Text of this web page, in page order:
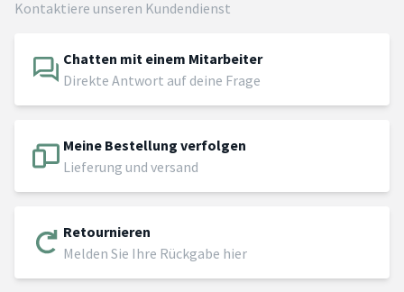
Kontaktiere unseren Kundendienst
Chatten mit einem Mitarbeiter
Direkte Antwort auf deine Frage
Meine Bestellung verfolgen
Lieferung und versand
Retournieren
Melden Sie Ihre Rückgabe hier